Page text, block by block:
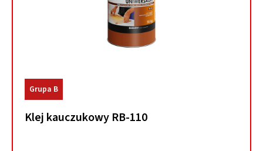
Grupa B
Klej kauczukowy RB-110